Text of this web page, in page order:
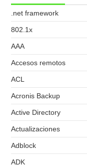
.net framework
802.1x
AAA
Accesos remotos
ACL
Acronis Backup
Active Directory
Actualizaciones
Adblock
ADK